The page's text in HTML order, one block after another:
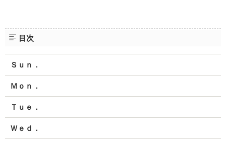
目次
Ｓｕｎ．
Ｍｏｎ．
Ｔｕｅ．
Ｗｅｄ．